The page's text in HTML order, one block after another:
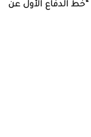
الدفاع الأول عن